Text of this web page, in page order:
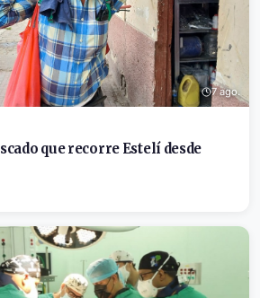
7 ago.
que recorre Estelí desde